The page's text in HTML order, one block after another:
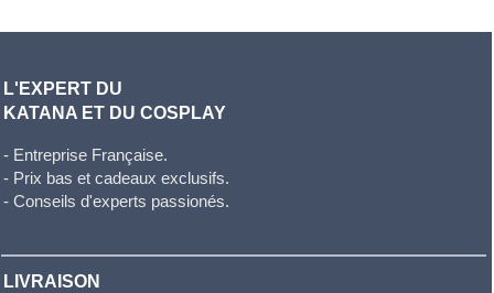
L'EXPERT DU
KATANA ET DU COSPLAY
- Entreprise Française.
- Prix bas et cadeaux exclusifs.
- Conseils d'experts passionés.
LIVRAISON